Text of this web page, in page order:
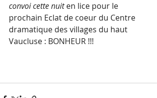
convoi cette nuit en lice pour le
prochain Eclat de coeur du Centre
dramatique des villages du haut
Vaucluse : BONHEUR !!!